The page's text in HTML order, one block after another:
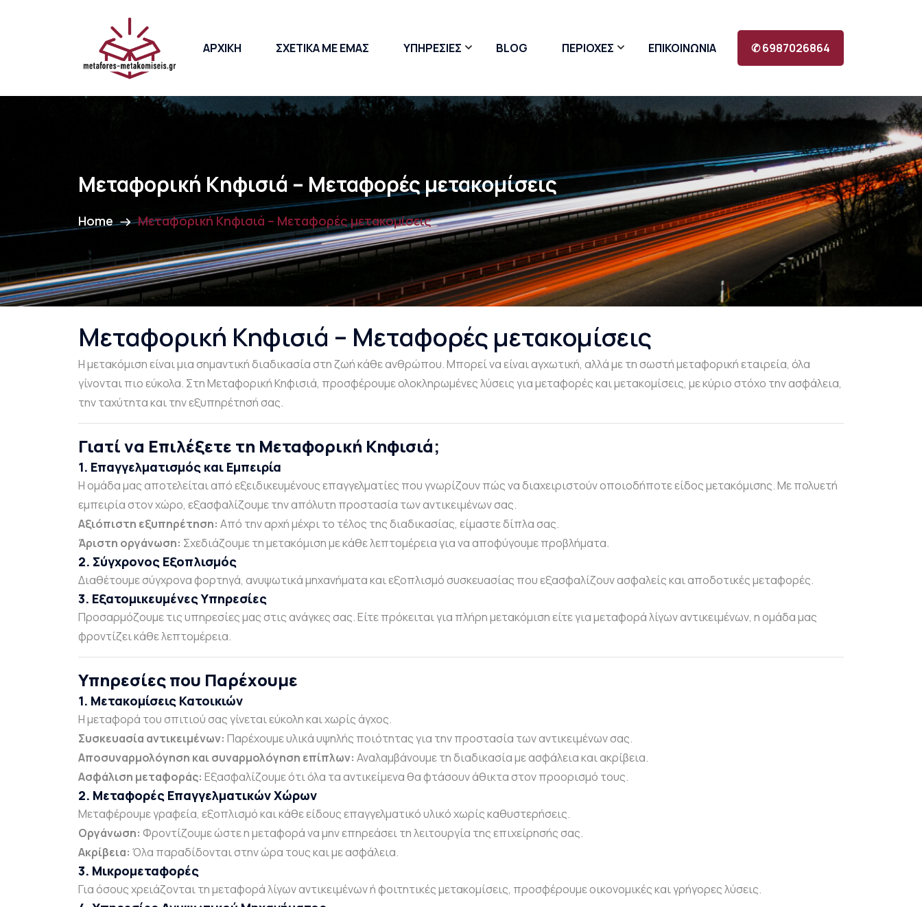
ΑΡΧΙΚΗ ΣΧΕΤΙΚΑ ΜΕ ΕΜΑΣ ΥΠΗΡΕΣΙΕΣ BLOG ΠΕΡΙΟΧΕΣ ΕΠΙΚΟΙΝΩΝΙΑ ✆ 6987026864
Μεταφορική Κηφισιά – Μεταφορές μετακομίσεις
Home Μεταφορική Κηφισιά – Μεταφορές μετακομίσεις
Μεταφορική Κηφισιά – Μεταφορές μετακομίσεις
Η μετακόμιση είναι μια σημαντική διαδικασία στη ζωή κάθε ανθρώπου. Μπορεί να είναι αγχωτική, αλλά με τη σωστή μεταφορική εταιρεία, όλα
γίνονται πιο εύκολα. Στη Μεταφορική Κηφισιά, προσφέρουμε ολοκληρωμένες λύσεις για μεταφορές και μετακομίσεις, με κύριο στόχο την ασφάλεια,
την ταχύτητα και την εξυπηρέτησή σας.
Γιατί να Επιλέξετε τη Μεταφορική Κηφισιά;
1. Επαγγελματισμός και Εμπειρία
Η ομάδα μας αποτελείται από εξειδικευμένους επαγγελματίες που γνωρίζουν πώς να διαχειριστούν οποιοδήποτε είδος μετακόμισης. Με πολυετή
εμπειρία στον χώρο, εξασφαλίζουμε την απόλυτη προστασία των αντικειμένων σας.
Αξιόπιστη εξυπηρέτηση: Από την αρχή μέχρι το τέλος της διαδικασίας, είμαστε δίπλα σας.
Άριστη οργάνωση: Σχεδιάζουμε τη μετακόμιση με κάθε λεπτομέρεια για να αποφύγουμε προβλήματα.
2. Σύγχρονος Εξοπλισμός
Διαθέτουμε σύγχρονα φορτηγά, ανυψωτικά μηχανήματα και εξοπλισμό συσκευασίας που εξασφαλίζουν ασφαλείς και αποδοτικές μεταφορές.
3. Εξατομικευμένες Υπηρεσίες
Προσαρμόζουμε τις υπηρεσίες μας στις ανάγκες σας. Είτε πρόκειται για πλήρη μετακόμιση είτε για μεταφορά λίγων αντικειμένων, η ομάδα μας
φροντίζει κάθε λεπτομέρεια.
Υπηρεσίες που Παρέχουμε
1. Μετακομίσεις Κατοικιών
Η μεταφορά του σπιτιού σας γίνεται εύκολη και χωρίς άγχος.
Συσκευασία αντικειμένων: Παρέχουμε υλικά υψηλής ποιότητας για την προστασία των αντικειμένων σας.
Αποσυναρμολόγηση και συναρμολόγηση επίπλων: Αναλαμβάνουμε τη διαδικασία με ασφάλεια και ακρίβεια.
Ασφάλιση μεταφοράς: Εξασφαλίζουμε ότι όλα τα αντικείμενα θα φτάσουν άθικτα στον προορισμό τους.
2. Μεταφορές Επαγγελματικών Χώρων
Μεταφέρουμε γραφεία, εξοπλισμό και κάθε είδους επαγγελματικό υλικό χωρίς καθυστερήσεις.
Οργάνωση: Φροντίζουμε ώστε η μεταφορά να μην επηρεάσει τη λειτουργία της επιχείρησής σας.
Ακρίβεια: Όλα παραδίδονται στην ώρα τους και με ασφάλεια.
3. Μικρομεταφορές
Για όσους χρειάζονται τη μεταφορά λίγων αντικειμένων ή φοιτητικές μετακομίσεις, προσφέρουμε οικονομικές και γρήγορες λύσεις.